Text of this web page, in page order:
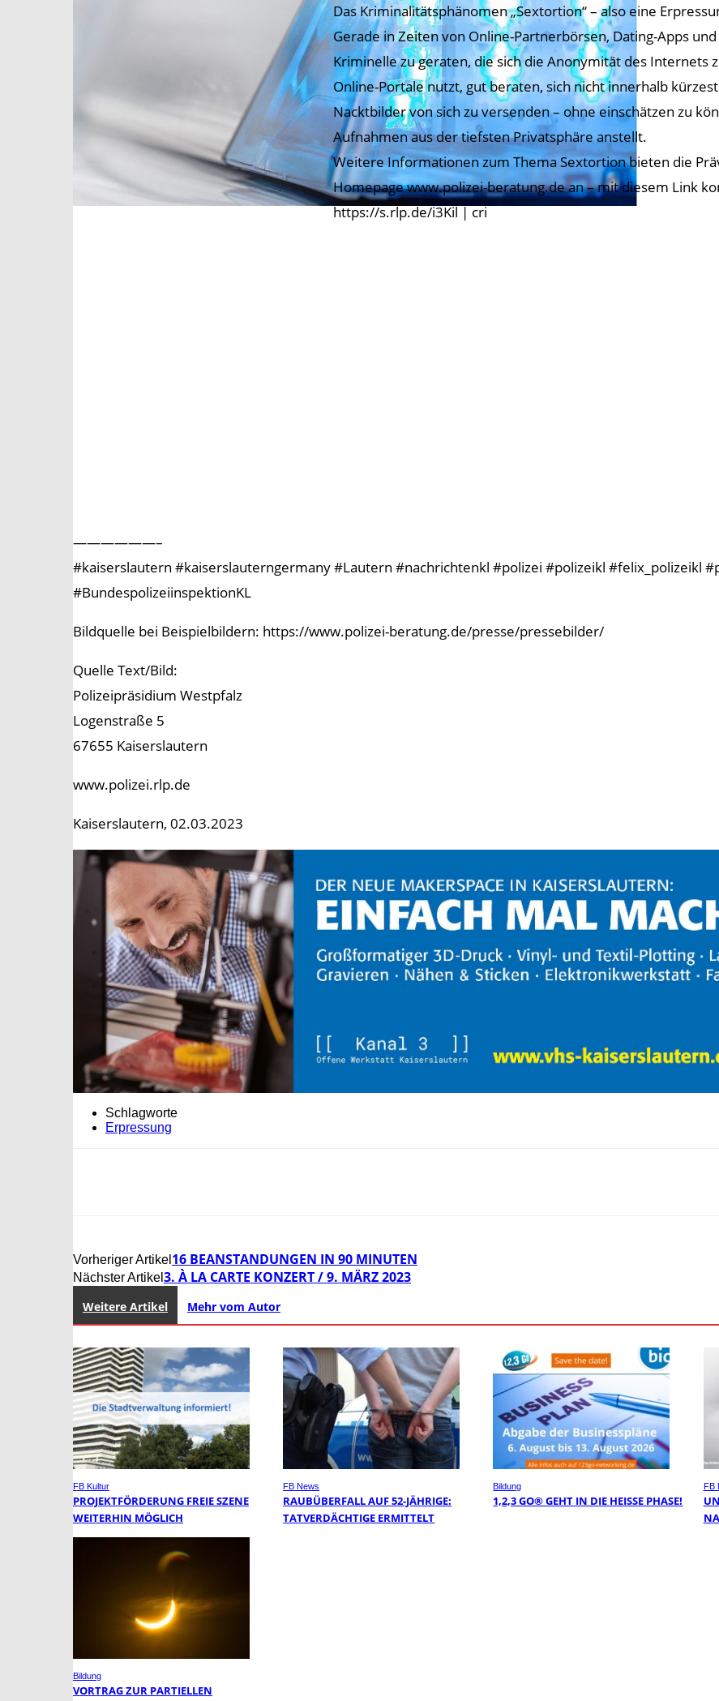
Das Kriminalitätsphänomen „Sextortion“ – also eine
Gerade in Zeiten von Online-Partnerbörsen, Dating-Apps
Kriminelle zu geraten, die sich die Anonymität des Internets
Online-Portale nutzt, gut beraten, sich nicht innerhalb
Nacktbilder von sich zu versenden – ohne einschätzen zu
Aufnahmen aus der tiefsten Privatsphäre anstellt.
Weitere Informationen zum Thema Sextortion bieten die
Homepage www.polizei-beratung.de an – mit diesem Link
https://s.rlp.de/i3Kil | cri
——————–
#kaiserslautern #kaiserslauterngermany #Lautern #nachrichtenkl #polizei #polizeikl #felix_polizeikl
#BundespolizeiinspektionKL
Bildquelle bei Beispielbildern: https://www.polizei-beratung.de/presse/pressebilder/
Quelle Text/Bild:
Polizeipräsidium Westpfalz
Logenstraße 5
67655 Kaiserslautern
www.polizei.rlp.de
Kaiserslautern, 02.03.2023
Schlagworte
Erpressung
Vorheriger Artikel 16 BEANSTANDUNGEN IN 90 MINUTEN
Nächster Artikel 3. À LA CARTE KONZERT / 9. MÄRZ 2023
Weitere Artikel Mehr vom Autor
FB Kultur
PROJEKTFÖRDERUNG FREIE SZENE
WEITERHIN MÖGLICH
FB News
RAUBÜBERFALL AUF 52-JÄHRIGE:
TATVERDÄCHTIGE ERMITTELT
Bildung
1,2,3 GO® GEHT IN DIE HEISSE PHASE!
FB
Bildung
VORTRAG ZUR PARTIELLEN